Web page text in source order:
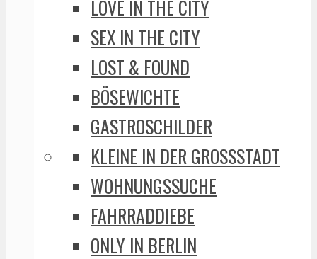
LOVE IN THE CITY
SEX IN THE CITY
LOST & FOUND
BÖSEWICHTE
GASTROSCHILDER
KLEINE IN DER GROSSSTADT
WOHNUNGSSUCHE
FAHRRADDIEBE
ONLY IN BERLIN